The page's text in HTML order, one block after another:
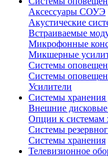
Аксессуары СОУЭ
Акустические
Встраиваемые
Микрофонные
Микшерные
Системы
Системы
Усилители
Системы
Внешние
Опции к системам
Системы
Системы хранения
Телевизионное